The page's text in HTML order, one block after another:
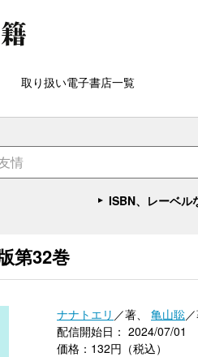
取り扱い電子書店一覧
ISBN、レーベル
第32巻
ナナトエリ ／著、 亀山聡
配信開始日： 2024/07/01
価格：132円（税込）